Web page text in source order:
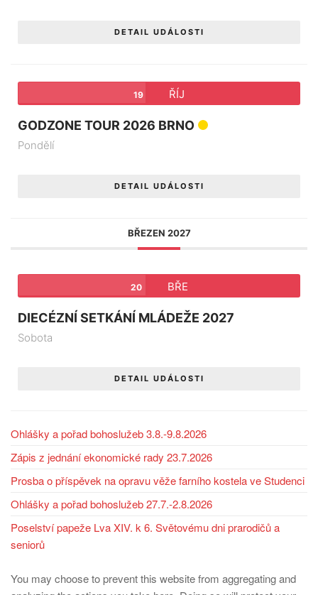
DETAIL UDÁLOSTI
19 ŘÍJ
GODZONE TOUR 2026 BRNO
Pondělí
DETAIL UDÁLOSTI
BŘEZEN 2027
20 BŘE
DIECÉZNÍ SETKÁNÍ MLÁDEŽE 2027
Sobota
DETAIL UDÁLOSTI
Ohlášky a pořad bohoslužeb 3.8.-9.8.2026
Zápis z jednání ekonomické rady 23.7.2026
Prosba o příspěvek na opravu věže farního kostela ve Studenci
Ohlášky a pořad bohoslužeb 27.7.-2.8.2026
Poselství papeže Lva XIV. k 6. Světovému dni prarodičů a
seniorů
You may choose to prevent this website from aggregating and